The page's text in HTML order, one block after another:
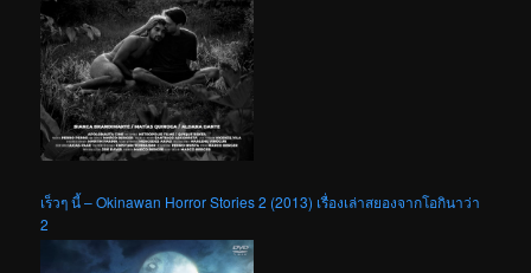
เร็วๆ นี้ – Okinawan Horror Stories 2 (2013) เรื่องเล่าสยองจากโอกินาว่า
2